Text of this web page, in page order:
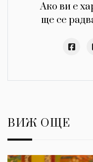
Ако ви е
ще се
ВИЖ ОЩЕ